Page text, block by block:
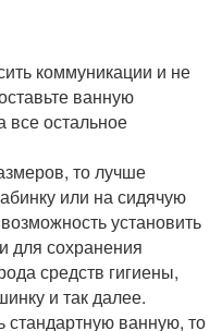
коммуникации и не
ванную
все остальное
то лучше
или на сидячую
установить
для сохранения
средств гигиены,
и так далее.
стандартную ванную, то